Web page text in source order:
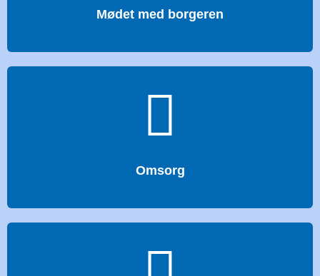
Mødet med borgeren
Omsorg